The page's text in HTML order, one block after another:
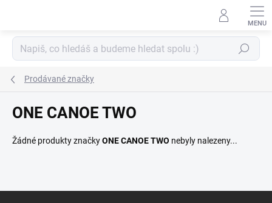
Hledat
Prodávané značky
ONE CANOE TWO
Žádné produkty značkyONE CANOE TWO nebyly nalezeny...